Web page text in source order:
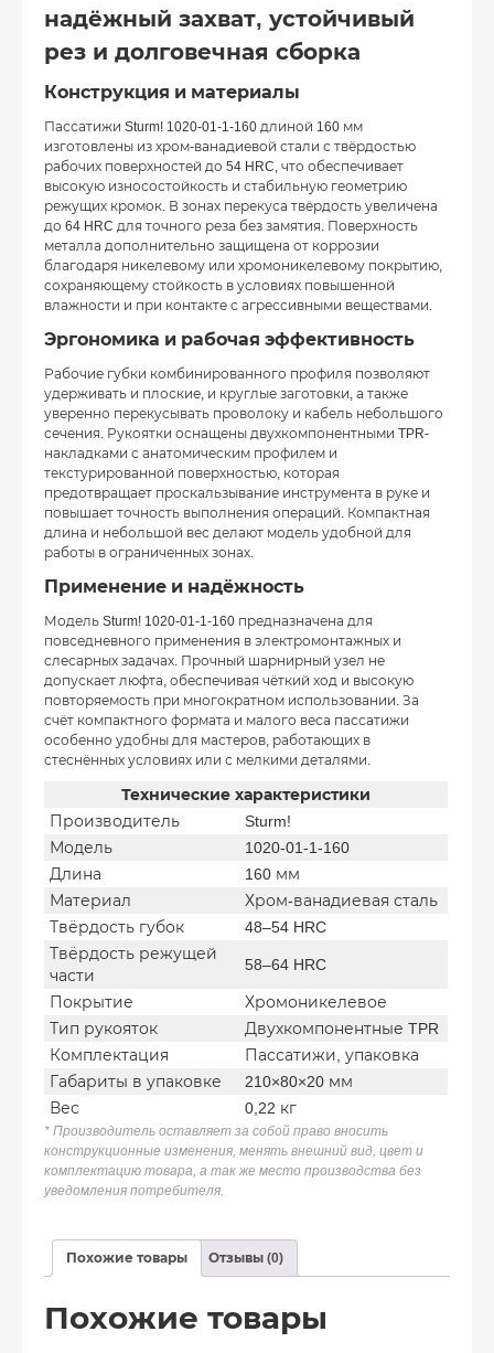
надёжный захват, устойчивый
рез и долговечная сборка
Конструкция и материалы
Пассатижи Sturm! 1020‑01‑1‑160 длиной 160 мм
изготовлены из хром-ванадиевой стали с твёрдостью
рабочих поверхностей до 54 HRC, что обеспечивает
высокую износостойкость и стабильную геометрию
режущих кромок. В зонах перекуса твёрдость увеличена
до 64 HRC для точного реза без замятия. Поверхность
металла дополнительно защищена от коррозии
благодаря никелевому или хромоникелевому покрытию,
сохраняющему стойкость в условиях повышенной
влажности и при контакте с агрессивными веществами.
Эргономика и рабочая эффективность
Рабочие губки комбинированного профиля позволяют
удерживать и плоские, и круглые заготовки, а также
уверенно перекусывать проволоку и кабель небольшого
сечения. Рукоятки оснащены двухкомпонентными TPR-
накладками с анатомическим профилем и
текстурированной поверхностью, которая
предотвращает проскальзывание инструмента в руке и
повышает точность выполнения операций. Компактная
длина и небольшой вес делают модель удобной для
работы в ограниченных зонах.
Применение и надёжность
Модель Sturm! 1020‑01‑1‑160 предназначена для
повседневного применения в электромонтажных и
слесарных задачах. Прочный шарнирный узел не
допускает люфта, обеспечивая чёткий ход и высокую
повторяемость при многократном использовании. За
счёт компактного формата и малого веса пассатижи
особенно удобны для мастеров, работающих в
стеснённых условиях или с мелкими деталями.
Технические характеристики
Производитель
Sturm!
Модель
1020‑01‑1‑160
Длина
160 мм
Материал
Хром-ванадиевая сталь
Твёрдость губок
48–54 HRC
Твёрдость режущей
части
58–64 HRC
Покрытие
Хромоникелевое
Тип рукояток
Двухкомпонентные TPR
Комплектация
Пассатижи, упаковка
Габариты в упаковке
210×80×20 мм
Вес
0,22 кг
* Производитель оставляет за собой право вносить
конструкционные изменения, менять внешний вид, цвет и
комплектацию товара, а так же место производства без
уведомления потребителя.
Похожие товары Отзывы (0)
Похожие товары